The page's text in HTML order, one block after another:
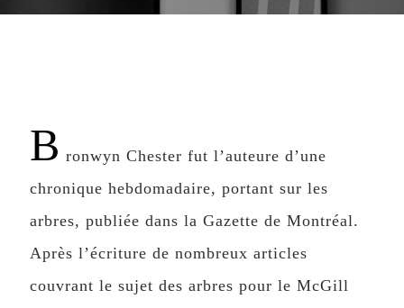
B ronwyn Chester fut l’auteure d’une
chronique hebdomadaire, portant sur les
arbres, publiée dans la Gazette de Montréal.
Après l’écriture de nombreux articles
couvrant le sujet des arbres pour le McGill